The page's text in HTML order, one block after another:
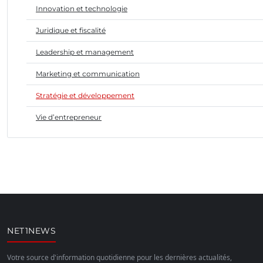
Innovation et technologie
Juridique et fiscalité
Leadership et management
Marketing et communication
Stratégie et développement
Vie d’entrepreneur
NET1NEWS
Votre source d'information quotidienne pour les dernières actualités,